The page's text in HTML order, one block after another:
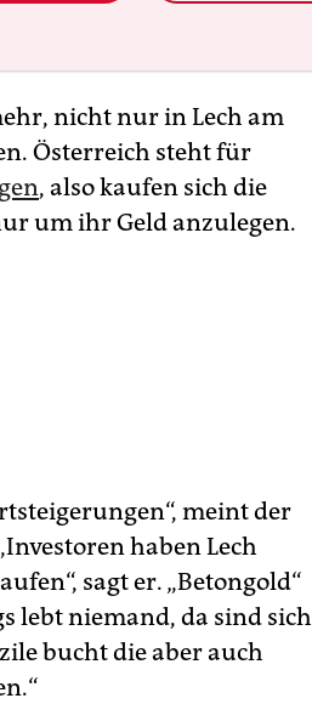
nicht nur in Lech am
Österreich steht für
, also kaufen sich die
um ihr Geld anzulegen.
meint der
haben Lech
sagt er. „Betongold“
lebt niemand, da sind sich
bucht die aber auch